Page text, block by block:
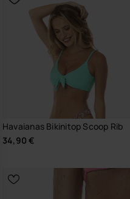
Havaianas Bikinitop Scoop Rib
34,90 €